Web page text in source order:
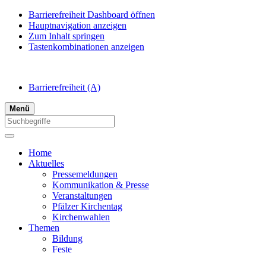
Barrierefreiheit Dashboard öffnen
Hauptnavigation anzeigen
Zum Inhalt springen
Tastenkombinationen anzeigen
Barrierefreiheit (A)
Menü
Home
Aktuelles
Pressemeldungen
Kommunikation & Presse
Veranstaltungen
Pfälzer Kirchentag
Kirchenwahlen
Themen
Bildung
Feste